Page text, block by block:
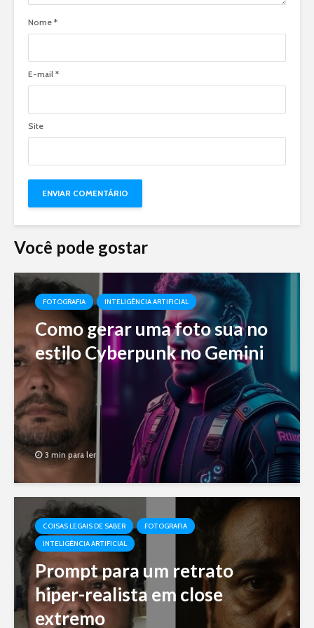
Nome *
E-mail *
Site
Você pode gostar
FOTOGRAFIA INTELIGÊNCIA ARTIFICIAL
Como gerar uma foto sua no
estilo Cyberpunk no Gemini
3 min para ler
COISAS LEGAIS DE SABER
FOTOGRAFIA
INTELIGÊNCIA ARTIFICIAL
Prompt para um retrato
hiper-realista em close
extremo